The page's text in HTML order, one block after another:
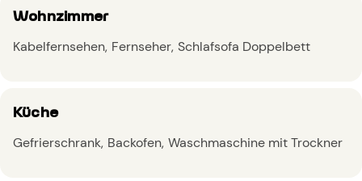
Wohnzimmer
Kabelfernsehen Fernseher Schlafsofa Doppelbett
Küche
Gefrierschrank Backofen Waschmaschine mit Trockner